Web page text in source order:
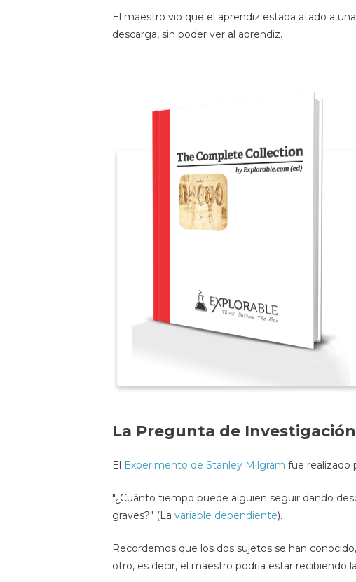
El maestro vio que el aprendiz estaba atado a
descarga, sin poder ver al aprendiz.
La Pregunta de Investigación
El Experimento de Stanley Milgram fue realizado
"¿Cuánto tiempo puede alguien seguir dando
graves?" (La variable dependiente).
Recordemos que los dos sujetos se han
otro, es decir, el maestro podría estar recibiendo